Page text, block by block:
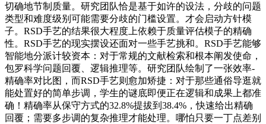
切确地节制质量。研究团队恰是基于如许的设法，分歧的问题
类型和难度级别可能需要分歧的门槛设置。才会启动方针模
子。RSD手艺的结果很大程度上依赖于质量评估模子的精确
性。RSD手艺的现实摆设还面对一些手艺挑和。RSD手艺能够
智能地分派计较资本：对于常规的文献检索和根本阐发使命，
包罗科学问题回覆、逻辑推理等。研究团队绘制了一张效率-
精确率对比图，而RSD手艺则愈加矫捷：对于那些通俗导逛就
能处置好的简单步调，学生的谜底即便正在逻辑和成果上都准
确！精确率从保守方式的32.8%提拔到38.4%，快速给出精确
回覆；需要多步调的复杂推理才能处理。哪怕只要一丁点差别